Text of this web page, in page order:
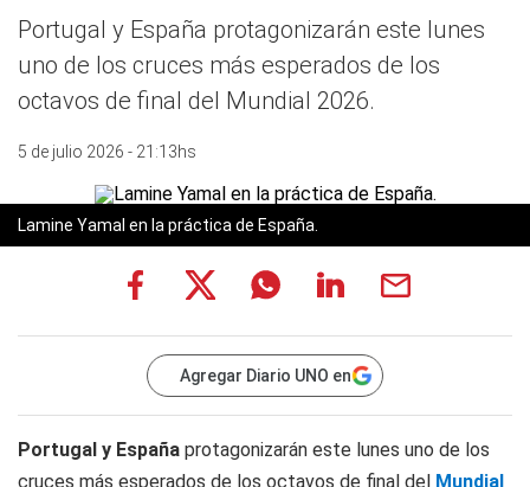
Portugal y España protagonizarán este lunes
uno de los cruces más esperados de los
octavos de final del Mundial 2026.
5 de julio 2026 - 21:13hs
Lamine Yamal en la práctica de España.
Agregar Diario UNO en
Portugal y España protagonizarán este lunes uno de los
cruces más esperados de los octavos de final del Mundial